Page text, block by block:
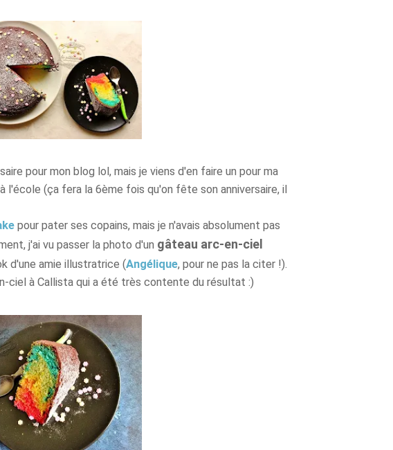
pour mon blog lol, mais je viens d'en faire un pour ma
l'école (ça fera la 6ème fois qu'on fête son anniversaire, il
pour pater ses copains, mais je n'avais absolument pas
j'ai vu passer la photo d'un gâteau arc-en-ciel
d'une amie illustratrice (Angélique, pour ne pas la citer !).
ciel à Callista qui a été très contente du résultat :)